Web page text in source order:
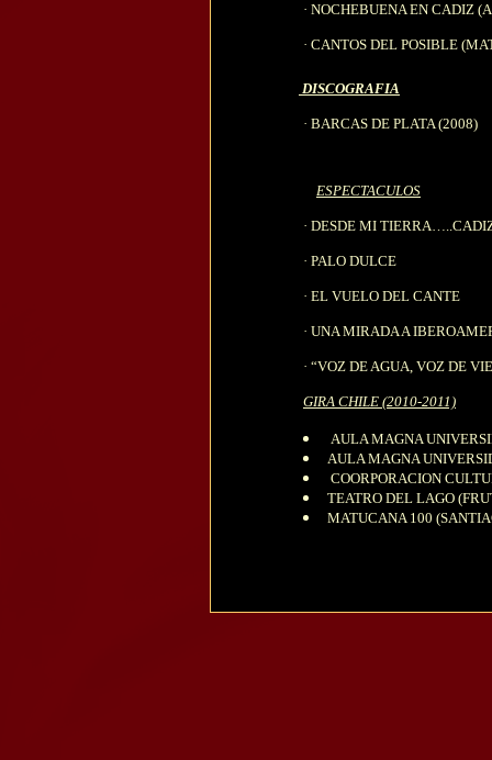
· NOCHEBUENA EN CADIZ
· CANTOS DEL POSIBLE
DISCOGRAFIA
· BARCAS DE PLATA (2008)
ESPECTACULOS
· DESDE MI
· PALO DULCE
· EL VUELO DEL CANTE
· UNA MIRADA A
· “VOZ DE AGUA, VOZ DE
GIRA CHILE (2010-2011)
AULA MAGNA
AULA MAGNA
COORPORACION
TEATRO DEL LAGO
MATUCANA 100